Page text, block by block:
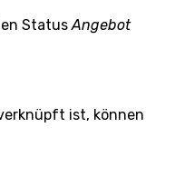
StatusAngebot
ist, können